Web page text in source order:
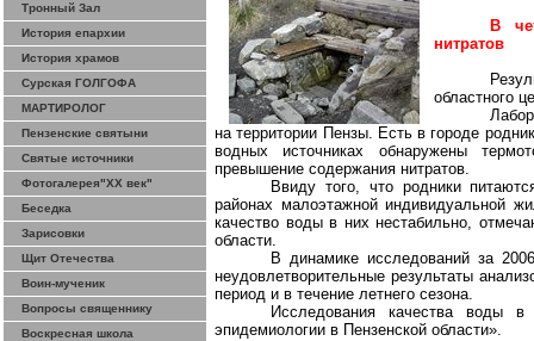
Тронный Зал
История епархии
История храмов
Сурская ГОЛГОФА
МАРТИРОЛОГ
Пензенские святыни
Святые источники
Фотогалерея"ХХ век"
Беседка
Зарисовки
Щит Отечества
Воин-мученик
Вопросы священнику
Воскресная школа
В
нитратов
областного
на территории Пензы. Есть в городе
водных источниках обнаружены
превышение содержания нитратов.
Ввиду того, что родники
районах малоэтажной индивидуальной
качество воды в них нестабильно,
области.
В динамике исследований за
неудовлетворительные результаты
период и в течение летнего сезона.
Исследования качества воды
эпидемиологии в Пензенской области».